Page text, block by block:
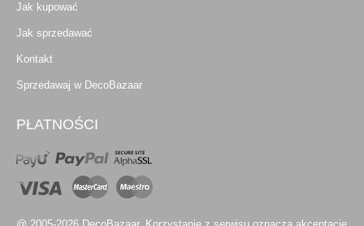
Jak kupować
Jak sprzedawać
Kontakt
Sprzedawaj w DecoBazaar
PŁATNOŚCI